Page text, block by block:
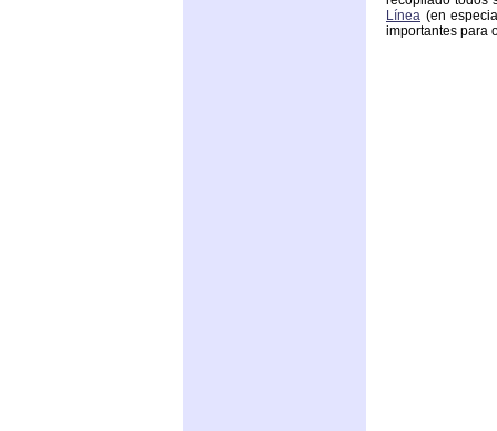
Línea (en
importantes para